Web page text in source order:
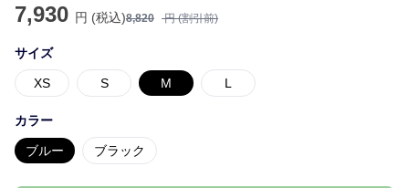
7,930 円 (税込)8,820 円 (割引前)
サイズ
XS S M L
カラー
ブルー ブラック